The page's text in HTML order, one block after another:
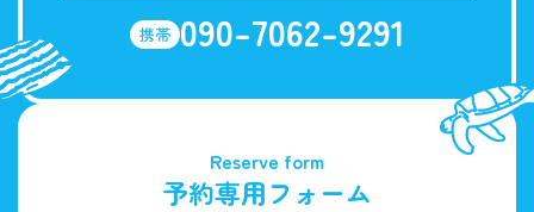
携帯 090-7062-9291
Reserve form
予約専用フォーム